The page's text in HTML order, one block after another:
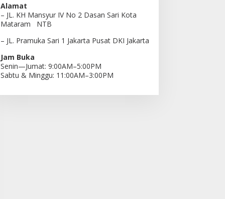
Alamat
– JL. KH Mansyur IV No 2 Dasan Sari Kota
Mataram NTB
– JL. Pramuka Sari 1 Jakarta Pusat DKI Jakarta
Jam Buka
Senin—Jumat: 9:00AM–5:00PM
Sabtu & Minggu: 11:00AM–3:00PM